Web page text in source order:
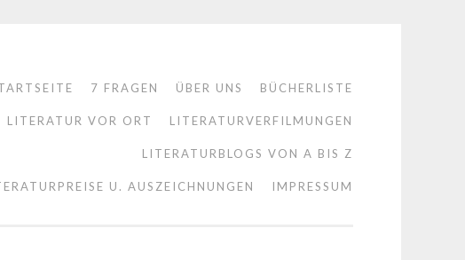
7 FRAGEN ÜBER UNS BÜCHERLISTE
LITERATUR VOR ORT LITERATURVERFILMUNGEN
LITERATURBLOGS VON A BIS Z
U. AUSZEICHNUNGEN IMPRESSUM